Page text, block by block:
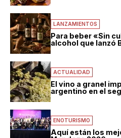
LANZAMIENTOS
Para beber «Sin
alcohol que lanzó
ACTUALIDAD
El vino a granel
argentino en el
ENOTURISMO
Aquí están los